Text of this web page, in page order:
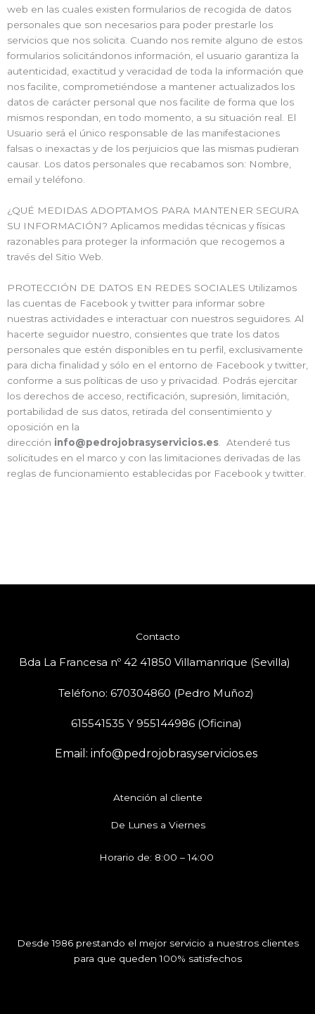
web en las cuales existen formularios de recogida de datos
personales que son necesarios para poder prestarle los
servicios que nos solicita. Cuando nos remite alguno de estos
formularios solicitándonos información, el usuario garantiza la
autenticidad, exactitud y veracidad de toda la información que
nos facilite, comprometiéndose a mantener actualizados los
datos de carácter personal que nos facilite de forma que los
mismos respondan, en todo momento, a su situación real. El
Usuario será el único responsable de las manifestaciones
falsas o inexactas y de los perjuicios que las mismas pudieran
causar. Los datos personales que recabamos son: Nombre,
email y teléfono.
¿QUÉ MEDIDAS ADOPTAMOS PARA MANTENER SEGURA
SU INFORMACIÓN? Aplicamos medidas técnicas y físicas
razonables para proteger la información que recogemos a
través del Sitio Web.
PROTECCIÓN DE DATOS EN REDES SOCIALES Utilizamos
las cuentas de Facebook y twitter para informar sobre
nuestras actividades e interactuar con nuestros seguidores. Al
hacerte seguidor nuestro, consientes que trate los datos
personales que estén disponibles en tu perfil, exclusivamente
para dicha finalidad y sólo en el entorno de Facebook y twitter,
conforme a sus políticas de uso y privacidad. Podrás ejercitar
los derechos de acceso, rectificación, supresión, limitación,
portabilidad de sus datos, retirada del consentimiento y
oposición en la
dirección info@pedrojobrasyservicios.es . Atenderé tus
solicitudes en el marco y con las limitaciones derivadas de las
reglas de funcionamiento establecidas por Facebook y twitter.
Desde 1986 prestando el mejor servicio a nuestros clientes
para que queden 100% satisfechos
Contacto
Bda La Francesa nº 42 41850 Villamanrique (Sevilla)
Teléfono: 670304860 (Pedro Muñoz)
615541535 Y 955144986 (Oficina)
Email: info@pedrojobrasyservicios.es
Atención al cliente
De Lunes a Viernes
Horario de: 8:00 – 14:00